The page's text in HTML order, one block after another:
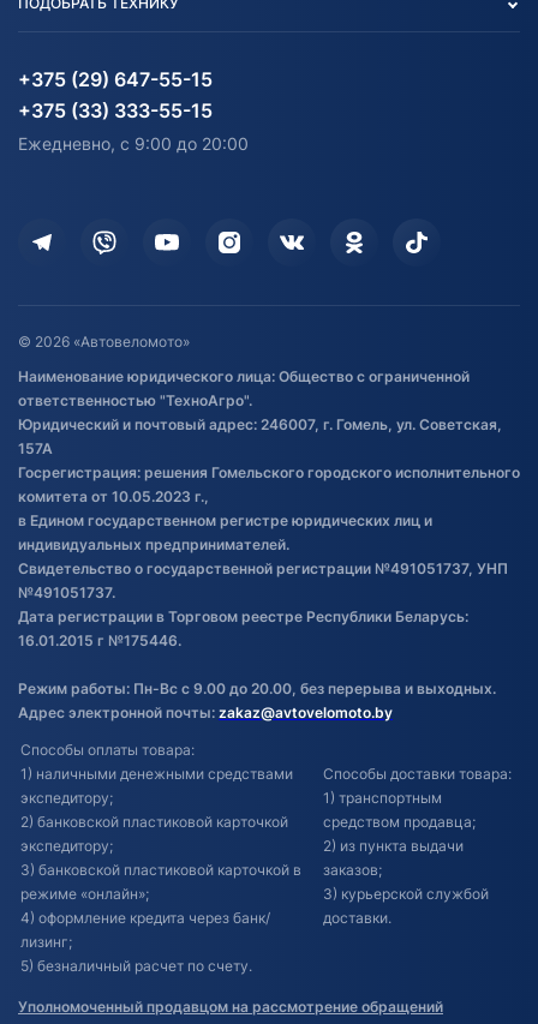
Блог
Карта сайта
Согласие на обработку
Информация до получения
согласия на обработку
Доставка
Дополнительные услуги
Оставить отзыв
Договор публичной оферты
Обработка файлов cookie
Постановка транспорта на учет
Обновления в ЭПТС 2024
Агротехника
Водный транспорт
Электротранспорт
Здоровье
Агротехника
Электротранспорт
+375 (29) 647-55-15
+375 (33) 333-55-15
Ежедневно, с 9:00 до 20:00
© 2026 «Автовеломото»
Наименование юридического лица: Общество с ограниченной
ответственностью "ТехноАгро".
Юридический и почтовый адрес: 246007, г. Гомель, ул. Советская,
157А
Госрегистрация: решения Гомельского городского исполнительного
комитета от 10.05.2023 г.,
в Едином государственном регистре юридических лиц и
индивидуальных предпринимателей.
Свидетельство о государственной регистрации №491051737, УНП
№491051737.
Дата регистрации в Торговом реестре Республики Беларусь:
16.01.2015 г №175446.
Режим работы: Пн-Вс с 9.00 до 20.00, без перерыва и выходных.
Адрес электронной почты: zakaz@avtovelomoto.by
Способы оплаты товара:
1) наличными денежными средствами
экспедитору;
2) банковской пластиковой карточкой
экспедитору;
3) банковской пластиковой карточкой в
режиме «онлайн»;
4) оформление кредита через банк/
лизинг;
5) безналичный расчет по счету.
Способы доставки товара:
1) транспортным
средством продавца;
2) из пункта выдачи
заказов;
3) курьерской службой
доставки.
Уполномоченный продавцом на рассмотрение обращений